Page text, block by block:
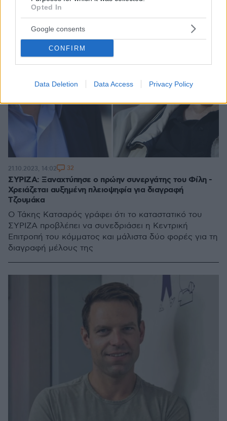
Opted In
Google consents
CONFIRM
Data Deletion Data Access Privacy Policy
ΣΥΡΙΖΑ: Ξαναχτύπησε ο πρώην συνεργάτης του Φίλη -
Χρειάζεται αυξημένη πλειοψηφία για διαγραφή
Τζουμάκα
Ο Τάκης Κατσαρός γράφει ότι το καταστατικό του
ΣΥΡΙΖΑ προβλέπει να συνεδριάσει η Κεντρική
Επιτροπή του κόμματος και μάλιστα δύο φορές για τη
διαγραφή μέλους της
21.10.2023, 14:02 32